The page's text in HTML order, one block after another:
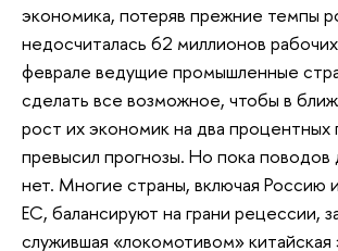
экономика, потеряв прежние темпы
недосчиталась 62 миллионов
феврале ведущие промышленные
сделать все возможное, чтобы в
рост их экономик на два процентных
превысил прогнозы. Но пока поводов
нет. Многие страны, включая Россию
ЕС, балансируют на грани рецессии,
служившая «локомотивом» китайская